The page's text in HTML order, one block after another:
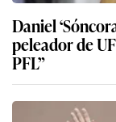
Daniel
peleador de
PFL”